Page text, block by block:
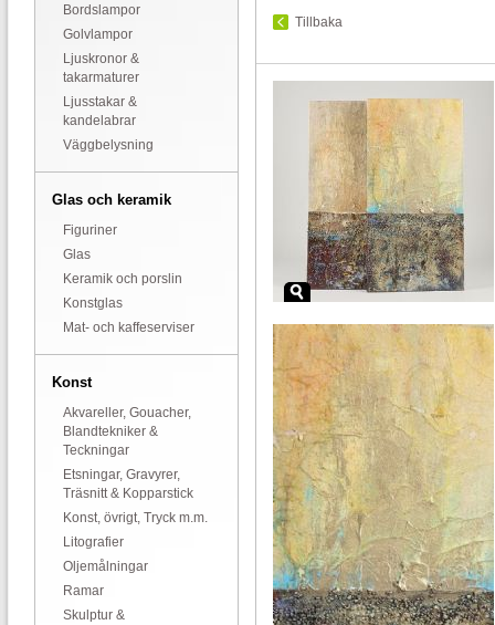
Bordslampor
Golvlampor
Ljuskronor &
takarmaturer
Ljusstakar &
kandelabrar
Väggbelysning
Glas och keramik
Figuriner
Glas
Keramik och porslin
Konstglas
Mat- och kaffeserviser
Konst
Akvareller, Gouacher,
Blandtekniker &
Teckningar
Etsningar, Gravyrer,
Träsnitt & Kopparstick
Konst, övrigt, Tryck m.m.
Litografier
Oljemålningar
Ramar
Skulptur &
Tillbaka